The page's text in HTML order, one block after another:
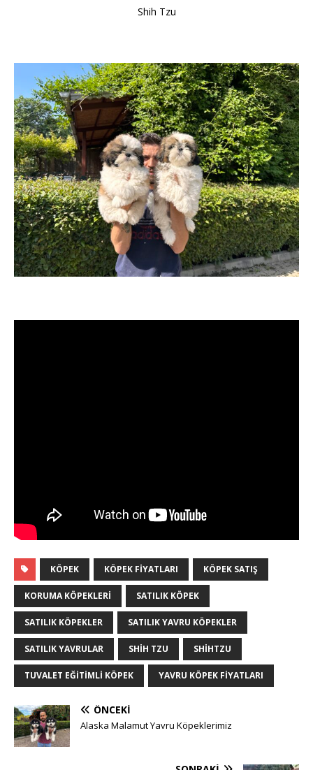
Shih Tzu
KÖPEK KÖPEK FIYATLARI KÖPEK SATIŞ
KORUMA KÖPEKLERI SATILIK KÖPEK
SATILIK KÖPEKLER SATILIK YAVRU KÖPEKLER
SATILIK YAVRULAR SHIH TZU SHIHTZU
TUVALET EĞITIMLI KÖPEK YAVRU KÖPEK FIYATLARI
ÖNCEKI
Alaska Malamut Yavru Köpeklerimiz